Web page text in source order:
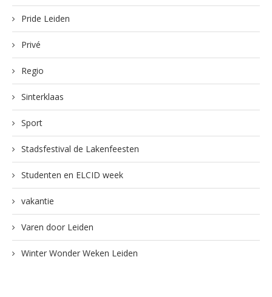
Pride Leiden
Privé
Regio
Sinterklaas
Sport
Stadsfestival de Lakenfeesten
Studenten en ELCID week
vakantie
Varen door Leiden
Winter Wonder Weken Leiden